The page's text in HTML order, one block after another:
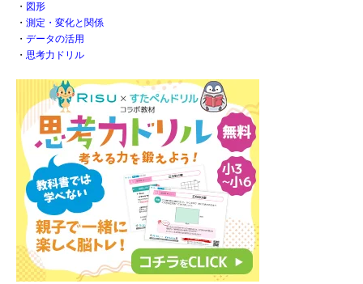
・ 図形
・ 測定・変化と関係
・ データの活用
・ 思考力ドリル